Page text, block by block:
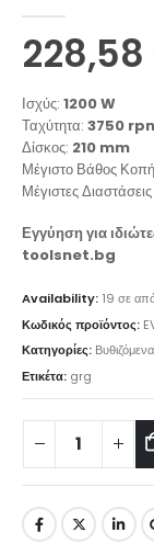
228,58
Ισχύς: 1200 W
Ταχύτητα: 3750
Δίσκος: 210 mm
Μέγιστο Βάθος
Μέγιστες
Εγγύηση για
toolsnet.bg
Availability: 19 σε
Κωδικός προϊόντος:
Κατηγορίες:
Ετικέτα: grg